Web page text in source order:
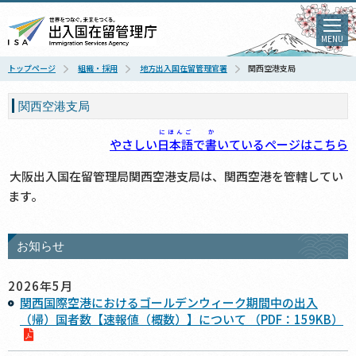
MENU
トップページ 組織・採用 地方出入国在留管理官署 関西空港支局
関西空港支局
やさしい日本語
にほんご
で書
か
いているページはこちら
大阪出入国在留管理局関西空港支局は、関西空港を管轄してい
ます。
お知らせ
2026年5月
関西国際空港におけるゴールデンウィーク期間中の出入
（帰）国者数【速報値（概数）】について （PDF：159KB）